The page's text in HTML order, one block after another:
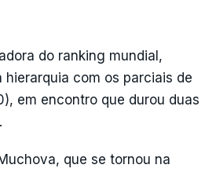
do ranking mundial,
hierarquia com os parciais de
em encontro que durou duas
que se tornou na